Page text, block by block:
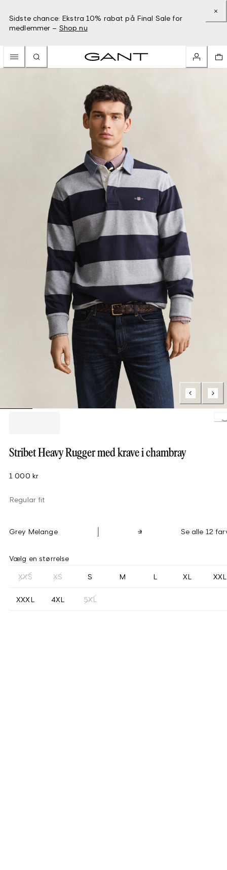
Sidste chance: Ekstra 10% rabat på Final Sale for
medlemmer – Shop nu
Loading...
Stribet Heavy Rugger med krave i chambray
1 000 kr
Regular fit
Grey Melange Se alle 12
Vælg en størrelse
XXS XS S M L XL XXL
XXXL 4XL 5XL